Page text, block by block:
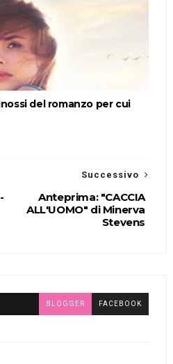
del romanzo per cui
Successivo
Anteprima: "CACCIA
ALL'UOMO" di Minerva
Stevens
BLOGGER FACEBOOK